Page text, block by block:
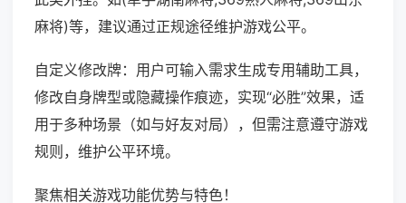
麻将)等，建议通过正规途径维护游戏公平。
自定义修改牌：用户可输入需求生成专用辅助工具，
修改自身牌型或隐藏操作痕迹，实现“必胜”效果，适
用于多种场景（如与好友对局），但需注意遵守游戏
规则，维护公平环境。
聚焦相关游戏功能优势与特色！